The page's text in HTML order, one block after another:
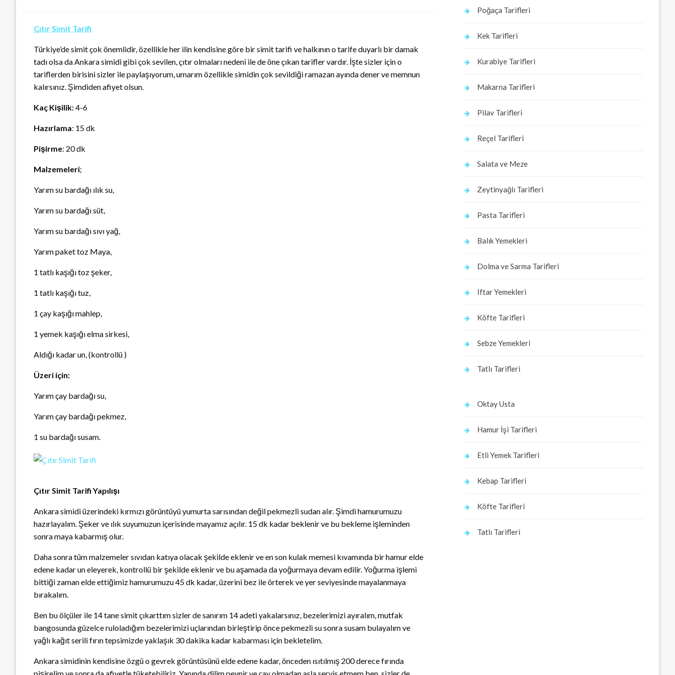
Çıtır Simit Tarifi
Türkiye’de simit çok önemlidir, özellikle her ilin kendisine göre bir simit tarifi ve halkının o tarife duyarlı bir damak
tadı olsa da Ankara simidi gibi çok sevilen, çıtır olmaları nedeni ile de öne çıkan tarifler vardır. İşte sizler için o
tariflerden birisini sizler ile paylaşıyorum, umarım özellikle simidin çok sevildiği ramazan ayında dener ve memnun
kalırsınız. Şimdiden afiyet olsun.
Kaç Kişilik:4-6
Hazırlama: 15 dk
Pişirme: 20 dk
Malzemeleri;
Yarım su bardağı ılık su,
Yarım su bardağı süt,
Yarım su bardağı sıvı yağ,
Yarım paket toz Maya,
1 tatlı kaşığı toz şeker,
1 tatlı kaşığı tuz,
1 çay kaşığı mahlep,
1 yemek kaşığı elma sirkesi,
Aldığı kadar un, (kontrollü )
Üzeri için:
Yarım çay bardağı su,
Yarım çay bardağı pekmez,
1 su bardağı susam.
Çıtır Simit Tarifi Yapılışı
Ankara simidi üzerindeki kırmızı görüntüyü yumurta sarısından değil pekmezli sudan alır. Şimdi hamurumuzu
hazırlayalım. Şeker ve ılık suyumuzun içerisinde mayamız açılır. 15 dk kadar beklenir ve bu bekleme işleminden
sonra maya kabarmış olur.
Daha sonra tüm malzemeler sıvıdan katıya olacak şekilde eklenir ve en son kulak memesi kıvamında bir hamur elde
edene kadar un eleyerek, kontrollü bir şekilde eklenir ve bu aşamada da yoğurmaya devam edilir. Yoğurma işlemi
bittiği zaman elde ettiğimiz hamurumuzu 45 dk kadar, üzerini bez ile örterek ve yer seviyesinde mayalanmaya
bırakalım.
Ben bu ölçüler ile 14 tane simit çıkarttım sizler de sanırım 14 adeti yakalarsınız, bezelerimizi ayıralım, mutfak
bangosunda güzelce ruloladığım bezelerimizi uçlarından birleştirip önce pekmezli su sonra susam bulayalım ve
yağlı kağıt serili fırın tepsimizde yaklaşık 30 dakika kadar kabarması için bekletelim.
Ankara simidinin kendisine özgü o gevrek görüntüsünü elde edene kadar, önceden ısıtılmış 200 derece fırında
Poğaça Tarifleri
Kek Tarifleri
Kurabiye Tarifleri
Makarna Tarifleri
Pilav Tarifleri
Reçel Tarifleri
Salata ve Meze
Zeytinyağlı Tarifleri
Pasta Tarifleri
Balık Yemekleri
Dolma ve Sarma Tarifleri
Iftar Yemekleri
Köfte Tarifleri
Sebze Yemekleri
Tatlı Tarifleri
Oktay Usta
Hamur İşi Tarifleri
Etli Yemek Tarifleri
Kebap Tarifleri
Köfte Tarifleri
Tatlı Tarifleri